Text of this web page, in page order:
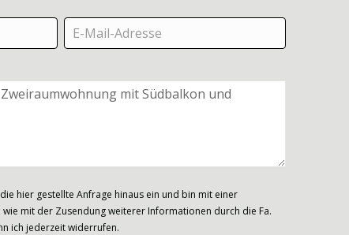
hier gestellte Anfrage hinaus ein und bin mit einer
mit der Zusendung weiterer Informationen durch die Fa.
ich jederzeit widerrufen.